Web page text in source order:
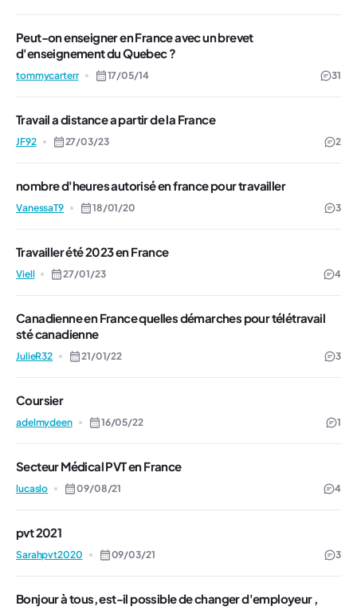
Peut-on enseigner en France avec un brevet
d'enseignement du Quebec ?
tommycarterr 17/05/14 31
Travail a distance a partir de la France
JF92 27/03/23 2
nombre d'heures autorisé en france pour travailler
VanessaT9 18/01/20 3
Travailler été 2023 en France
Viell 27/01/23 4
Canadienne en France quelles démarches pour télétravail
sté canadienne
JulieR32 21/01/22 3
Coursier
adelmydeen 16/05/22 1
Secteur Médical PVT en France
lucaslo 09/08/21 4
pvt 2021
Sarahpvt2020 09/03/21 3
Bonjour à tous, est-il possible de changer d'employeur ,